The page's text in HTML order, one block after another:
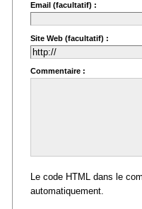
Email (facultatif) :
Site Web (facultatif) :
Commentaire :
Le code HTML dans le
automatiquement.